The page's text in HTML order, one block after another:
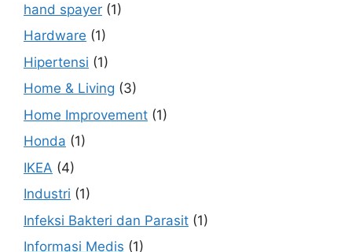
hand spayer (1)
Hardware (1)
Hipertensi (1)
Home & Living (3)
Home Improvement (1)
Honda (1)
IKEA (4)
Industri (1)
Infeksi Bakteri dan Parasit (1)
Informasi Medis (1)